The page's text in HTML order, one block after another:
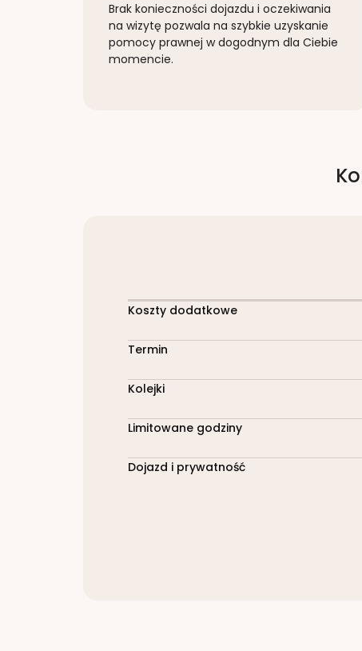
Brak konieczności dojazdu i oczekiwania
na wizytę pozwala na szybkie uzyskanie
pomocy prawnej w dogodnym dla Ciebie
momencie.
Koszty dodatkowe
Termin
Kolejki
Limitowane godziny
Dojazd i prywatność